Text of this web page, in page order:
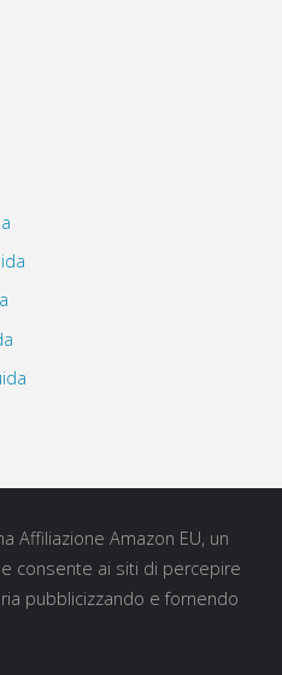
Affiliazione Amazon EU, un
consente ai siti di percepire
pubblicizzando e fornendo